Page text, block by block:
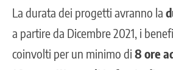
La durata dei progetti avranno la
a partire da Dicembre 2021, i
coinvolti per un minimo di 8 ore